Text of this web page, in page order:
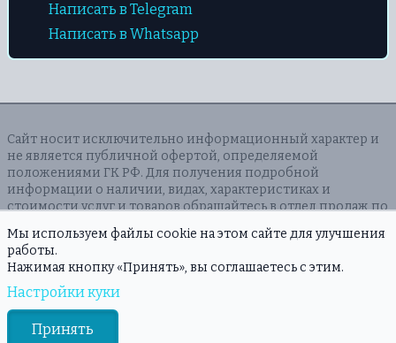
Написать в Telegram
Написать в Whatsapp
Сайт носит исключительно информационный характер и
не является публичной офертой, определяемой
положениями ГК РФ. Для получения подробной
информации о наличии, видах, характеристиках и
стоимости услуг и товаров обращайтесь в отдел продаж по
Правовая информация
Разработано вZOLIN DIGITAL
Ⓒ 2026 Все права защищены okei-potolki.ru
Мы используем файлы cookie на этом сайте для улучшения
работы.
Нажимая кнопку «Принять», вы соглашаетесь с этим.
Настройки куки
Принять